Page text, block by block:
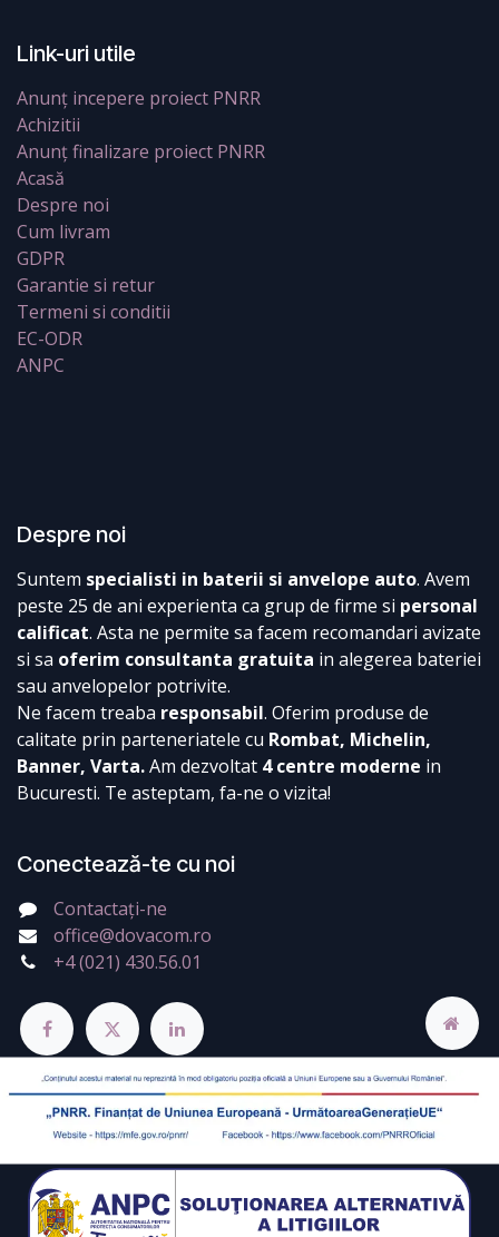
Link-uri utile
Anunț incepere proiect PNRR
Achizitii
Anunț finalizare proiect PNRR
Acasă
Despre noi
Cum livram
GDPR
Garantie si retur
Termeni si conditii
EC-ODR
ANPC
Despre noi
Suntem specialisti in baterii si anvelope auto. Avem
peste 25 de ani experienta ca grup de firme si personal
calificat. Asta ne permite sa facem recomandari avizate
si sa oferim consultanta gratuita in alegerea bateriei
sau anvelopelor potrivite.
Ne facem treaba responsabil. Oferim produse de
calitate prin parteneriatele cu Rombat, Michelin,
Banner, Varta.Am dezvoltat 4 centre moderne in
Bucuresti. Te asteptam, fa-ne o vizita!
Conectează-te cu noi
Contactați-ne
office@dovacom.ro
+4 (021) 430.56.01